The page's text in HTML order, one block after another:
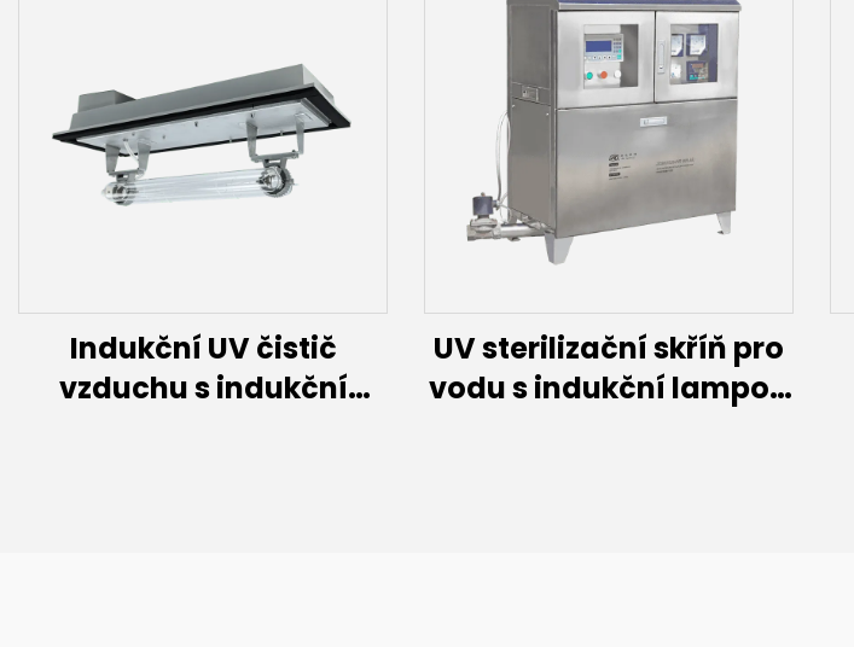
Indukční UV čistič
vzduchu s indukční
UV sterilizační skříň pro
vodu s indukční lampou